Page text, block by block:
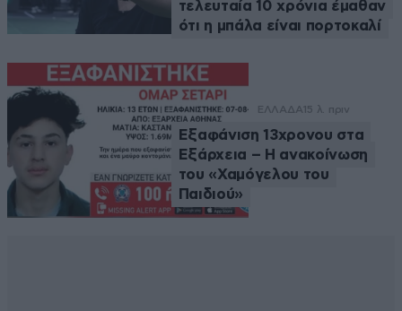
τελευταία 10 χρόνια έμαθαν
ότι η μπάλα είναι πορτοκαλί
ΕΛΛΑΔΑ 15 λ. πριν
Εξαφάνιση 13χρονου στα
Εξάρχεια – Η ανακοίνωση
του «Χαμόγελου του
Παιδιού»